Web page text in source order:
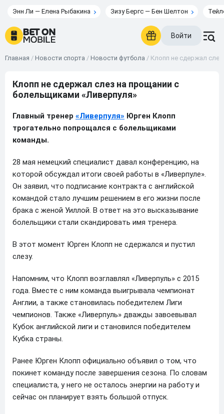
Энн Ли — Елена Рыбакина Зизу Бергс — Бен Шелтон
Войти
Главная / Новости спорта / Новости футбола / Клопп не сдержал
Клопп не сдержал слез на прощании с
болельщиками «Ливерпуля»
Главный тренер «Ливерпуля» Юрген Клопп
трогательно попрощался с болельщиками
команды.
28 мая немецкий специалист давал конференцию, на
которой обсуждал итоги своей работы в «Ливерпуле».
Он заявил, что подписание контракта с английской
командой стало лучшим решением в его жизни после
брака с женой Уиллой. В ответ на это высказывание
болельщики стали скандировать имя тренера.
В этот момент Юрген Клопп не сдержался и пустил
слезу.
Напомним, что Клопп возглавлял «Ливерпуль» с 2015
года. Вместе с ним команда выигрывала чемпионат
Англии, а также становилась победителем Лиги
чемпионов. Также «Ливерпуль» дважды завоевывал
Кубок английской лиги и становился победителем
Кубка страны.
Ранее Юрген Клопп официально объявил о том, что
покинет команду после завершения сезона. По словам
специалиста, у него не осталось энергии на работу и
сейчас он планирует взять большой отпуск.